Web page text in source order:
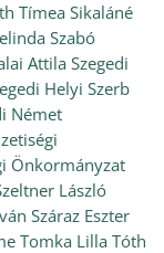
Tímea Sikaláné
Szabó
Attila Szegedi
Helyi Szerb
Német
Önkormányzat
László
Száraz Eszter
Tomka Lilla Tóth